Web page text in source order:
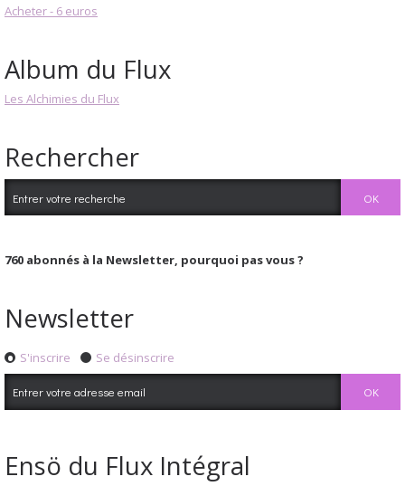
Acheter - 6 euros
Album du Flux
Les Alchimies du Flux
Rechercher
760 abonnés à la Newsletter, pourquoi pas vous ?
Newsletter
S'inscrire Se désinscrire
Ensö du Flux Intégral